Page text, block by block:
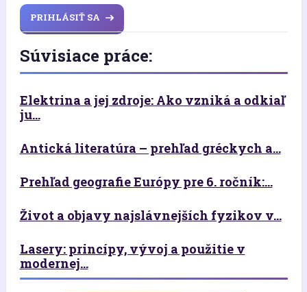
PRIHLÁSIŤ SA
Súvisiace práce:
Elektrina a jej zdroje: Ako vzniká a odkiaľ
ju...
Antická literatúra – prehľad gréckych a...
Prehľad geografie Európy pre 6. ročník:...
Život a objavy najslávnejších fyzikov v...
Lasery: princípy, vývoj a použitie v
modernej...